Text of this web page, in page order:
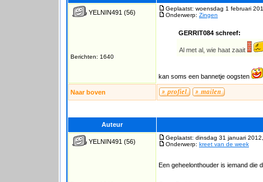
YELNIN491 (56)
Berichten: 1640
Geplaatst: woensdag 1 februari
Onderwerp: Zingen
GERRIT084 schreef:
Al met al, wie haat zaait
kan soms een bannetje oogsten
Naar boven
Auteur
YELNIN491 (56)
Geplaatst: dinsdag 31 januari
Onderwerp: kreet van de week
Een geheelonthouder is iemand die